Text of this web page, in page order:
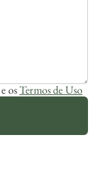
e osTermos de Uso